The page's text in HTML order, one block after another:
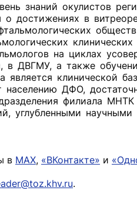
знаний окулистов
достижениях в
на циклах
в ДВГМУ, а также
является клинической
населению ДФО,
филиала
углубленными научными
в MAX, «ВКонтакте» и
.